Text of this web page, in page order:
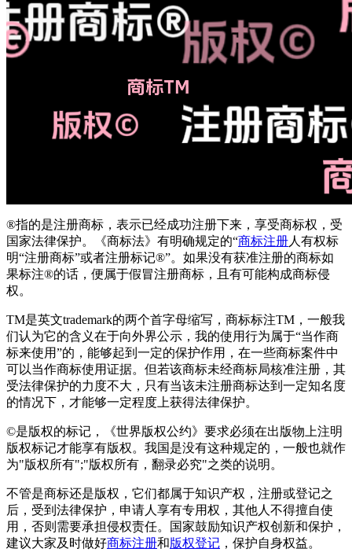
®指的是注册商标，表示已经成功注册下来，享受商标权，受
国家法律保护。《商标法》有明确规定的“商标注册人有权标
明“注册商标”或者注册标记®”。如果没有获准注册的商标如
果标注®的话，便属于假冒注册商标，且有可能构成商标侵
权。
TM是英文trademark的两个首字母缩写，商标标注TM，一般我
们认为它的含义在于向外界公示，我的使用行为属于“当作商
标来使用”的，能够起到一定的保护作用，在一些商标案件中
可以当作商标使用证据。但若该商标未经商标局核准注册，其
受法律保护的力度不大，只有当该未注册商标达到一定知名度
的情况下，才能够一定程度上获得法律保护。
©是版权的标记，《世界版权公约》要求必须在出版物上注明
版权标记才能享有版权。我国是没有这种规定的，一般也就作
为"版权所有";"版权所有，翻录必究"之类的说明。
不管是商标还是版权，它们都属于知识产权，注册或登记之
后，受到法律保护，申请人享有专用权，其他人不得擅自使
用，否则需要承担侵权责任。国家鼓励知识产权创新和保护，
建议大家及时做好商标注册和版权登记 ，保护自身权益。